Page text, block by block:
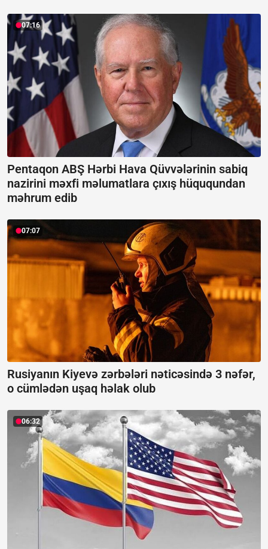
07:16
Pentaqon ABŞ Hərbi Hava Qüvvələrinin sabiq
nazirini məxfi məlumatlara çıxış hüququndan
məhrum edib
07:07
Rusiyanın Kiyevə zərbələri nəticəsində 3 nəfər,
o cümlədən uşaq həlak olub
06:32